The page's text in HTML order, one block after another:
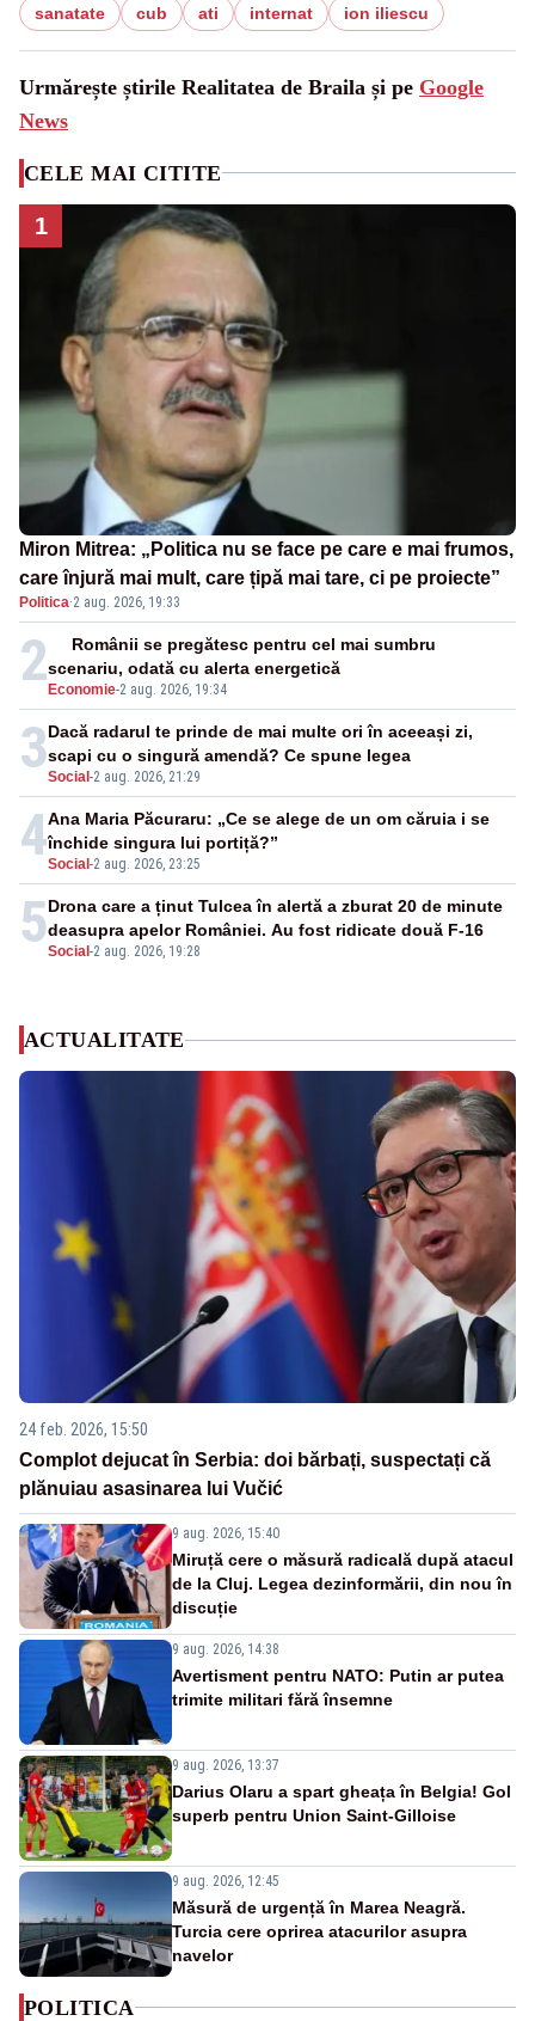
sanatate cub ati internat ion iliescu
Urmărește știrile Realitatea de Braila și pe Google
News
CELE MAI CITITE
1
Miron Mitrea: „Politica nu se face pe care e mai frumos,
care înjură mai mult, care țipă mai tare, ci pe proiecte”
Politica·2 aug. 2026, 19:33
2 Economie-2 aug. 2026, 19:34
Românii se pregătesc pentru cel mai sumbru
scenariu, odată cu alerta energetică
3Social -2 aug. 2026, 21:29
Dacă radarul te prinde de mai multe ori în aceeași zi,
scapi cu o singură amendă? Ce spune legea
4Social -2 aug. 2026, 23:25
Ana Maria Păcuraru: „Ce se alege de un om căruia i se
închide singura lui portiță?”
5Social -2 aug. 2026, 19:28
Drona care a ținut Tulcea în alertă a zburat 20 de minute
deasupra apelor României. Au fost ridicate două F-16
ACTUALITATE
24 feb. 2026, 15:50
Complot dejucat în Serbia: doi bărbați, suspectați că
plănuiau asasinarea lui Vučić
9 aug. 2026, 15:40
Miruță cere o măsură radicală după atacul
de la Cluj. Legea dezinformării, din nou în
discuție
9 aug. 2026, 14:38
Avertisment pentru NATO: Putin ar putea
trimite militari fără însemne
9 aug. 2026, 13:37
Darius Olaru a spart gheața în Belgia! Gol
superb pentru Union Saint-Gilloise
9 aug. 2026, 12:45
Măsură de urgență în Marea Neagră.
Turcia cere oprirea atacurilor asupra
navelor
POLITICA